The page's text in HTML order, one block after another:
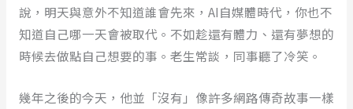
說，明天與意外不知道誰會先來，AI自媒體時代，你也不
知道自己哪一天會被取代。不如趁還有體力、還有夢想的
時候去做點自己想要的事。老生常談，同事聽了冷笑。
幾年之後的今天，他並「沒有」像許多網路傳奇故事一樣